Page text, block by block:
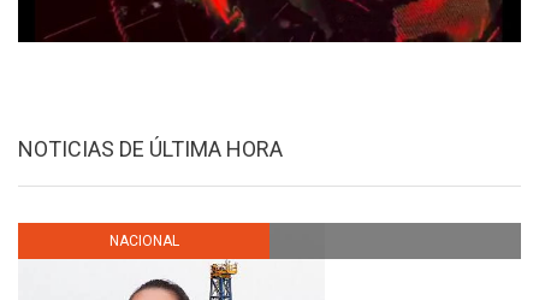
NOTICIAS DE ÚLTIMA HORA
NACIONAL